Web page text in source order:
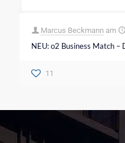
Marcus Beckmann am
NEU: o2 Business Match –
11